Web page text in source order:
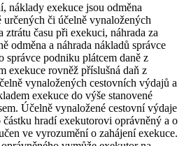
náklady exekuce jsou odměna
určených či účelně vynaložených
času při exekuci, náhrada za
odměna a náhrada nákladů správce
správce podniku plátcem daně z
exekuce rovněž příslušná daň z
vynaložených cestovních výdajů a
exekuce do výše stanovené
Účelně vynaložené cestovní výdaje
částku hradí exekutorovi oprávněný a o
ve vyrozumění o zahájení exekuce.